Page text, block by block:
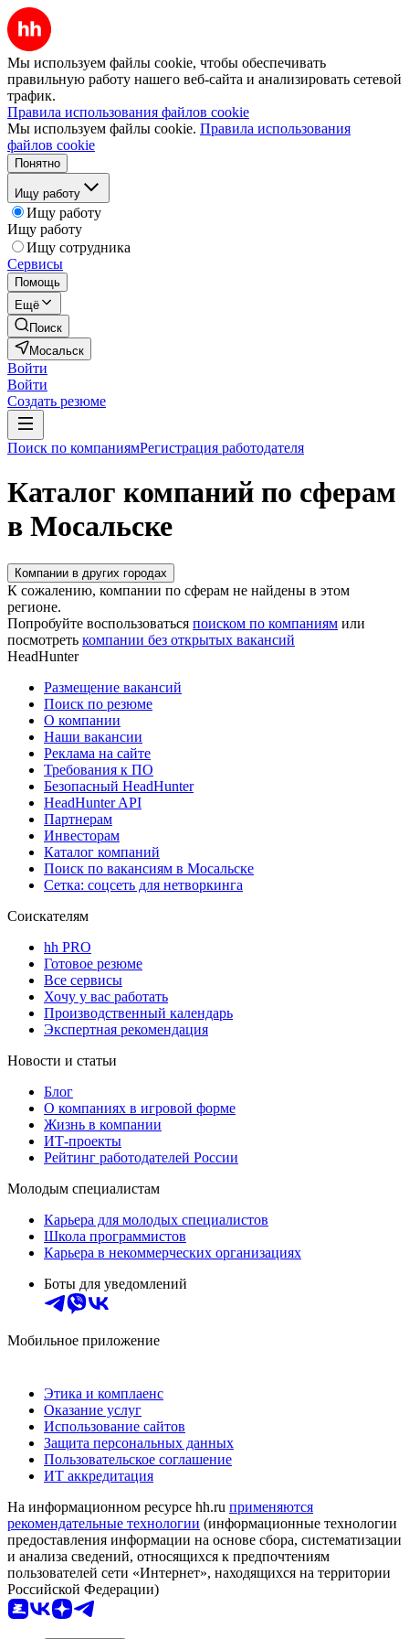
Мы используем файлы cookie, чтобы обеспечивать
правильную работу нашего веб-сайта и анализировать сетевой
трафик.
Правила использования файлов cookie
Мы используем файлы cookie. Правила использования
файлов cookie
Понятно
Ищу работу
Ищу работу
Ищу работу
Ищу сотрудника
Сервисы
Помощь
Ещё
Поиск
Мосальск
Войти
Войти
Создать резюме
Поиск по компаниямРегистрация работодателя
Каталог компаний по сферам
в Мосальске
Компании в других городах
К сожалению, компании по сферам не найдены в этом
регионе.
Попробуйте воспользоваться поиском по компаниям или
посмотреть компании без открытых вакансий
HeadHunter
Размещение вакансий
Поиск по резюме
О компании
Наши вакансии
Реклама на сайте
Требования к ПО
Безопасный HeadHunter
HeadHunter API
Партнерам
Инвесторам
Каталог компаний
Поиск по вакансиям в Мосальске
Сетка: соцсеть для нетворкинга
Соискателям
hh PRO
Готовое резюме
Все сервисы
Хочу у вас работать
Производственный календарь
Экспертная рекомендация
Новости и статьи
Блог
О компаниях в игровой форме
Жизнь в компании
ИТ-проекты
Рейтинг работодателей России
Молодым специалистам
Карьера для молодых специалистов
Школа программистов
Карьера в некоммерческих организациях
Боты для уведомлений
Мобильное приложение
Этика и комплаенс
Оказание услуг
Использование сайтов
Защита персональных данных
Пользовательское соглашение
ИТ аккредитация
На информационном ресурсе hh.ru применяются
рекомендательные технологии (информационные технологии
предоставления информации на основе сбора, систематизации
и анализа сведений, относящихся к предпочтениям
пользователей сети «Интернет», находящихся на территории
Российской Федерации)